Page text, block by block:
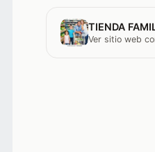
TIENDA
Ver sitio web